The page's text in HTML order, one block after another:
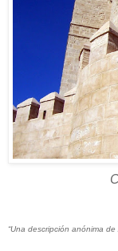
“Una descripción anónima